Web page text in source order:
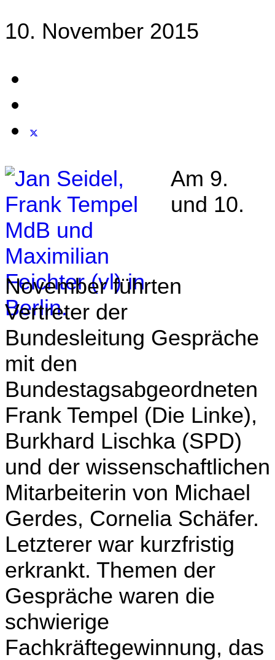
10. November 2015
Am 9.
und 10.
November führten
Vertreter der
Bundesleitung Gespräche
mit den
Bundestagsabgeordneten
Frank Tempel (Die Linke),
Burkhard Lischka (SPD)
und der wissenschaftlichen
Mitarbeiterin von Michael
Gerdes, Cornelia Schäfer.
Letzterer war kurzfristig
erkrankt. Themen der
Gespräche waren die
schwierige
Fachkräftegewinnung, das